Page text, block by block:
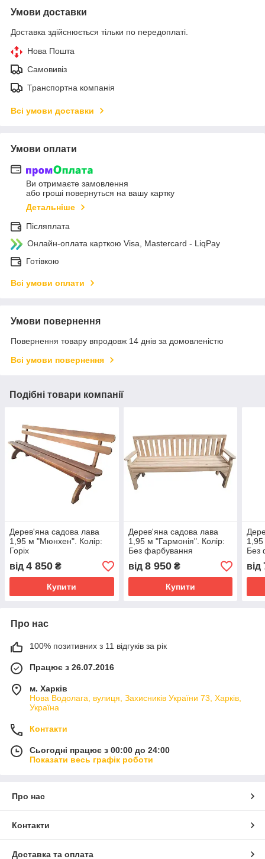
Умови доставки
Доставка здійснюється тільки по передоплаті.
Нова Пошта
Самовивіз
Транспортна компанія
Всі умови доставки
Умови оплати
Ви отримаєте замовлення
або гроші повернуться на вашу картку
Детальніше
Післяплата
Онлайн-оплата карткою Visa, Mastercard - LiqPay
Готівкою
Всі умови оплати
Умови повернення
Повернення товару впродовж 14 днів за домовленістю
Всі умови повернення
Подібні товари компанії
Дерев'яна садова лава
1,95 м "Мюнхен". Колір:
Горіх
від 4 850 ₴
Купити
Дерев'яна садова лава
1,95 м "Гармонія". Колір:
Без фарбування
від 8 950₴
Купити
Без
від
Про нас
100% позитивних з 11 відгуків за рік
Працює з 26.07.2016
м. Харків
Нова Водолага, вулиця, Захисників України 73, Харків,
Україна
Контакти
Сьогодні працює з 00:00 до 24:00
Показати весь графік роботи
Про нас
Контакти
Доставка та оплата